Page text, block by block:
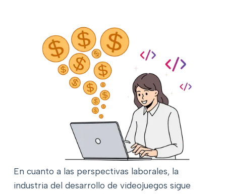
En cuanto a las perspectivas laborales, la
industria del desarrollo de videojuegos sigue